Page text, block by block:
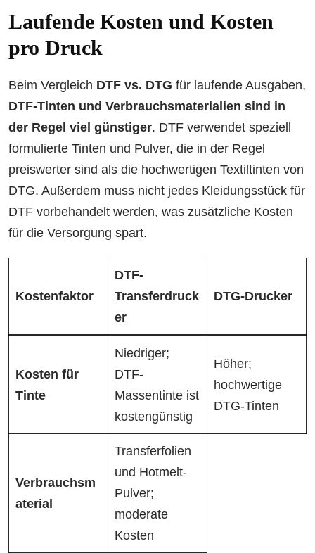
Laufende Kosten und Kosten
pro Druck
Beim Vergleich DTF vs. DTG für laufende Ausgaben,
DTF-Tinten und Verbrauchsmaterialien sind in
der Regel viel günstiger. DTF verwendet speziell
formulierte Tinten und Pulver, die in der Regel
preiswerter sind als die hochwertigen Textiltinten von
DTG. Außerdem muss nicht jedes Kleidungsstück für
DTF vorbehandelt werden, was zusätzliche Kosten
für die Versorgung spart.
Kostenfaktor
DTF-
Transferdruck
er
DTG-Drucker
Kosten für
Tinte
Niedriger;
DTF-
Massentinte ist
kostengünstig
Höher;
hochwertige
DTG-Tinten
Verbrauchsm
aterial
Transferfolien
und Hotmelt-
Pulver;
moderate
Kosten